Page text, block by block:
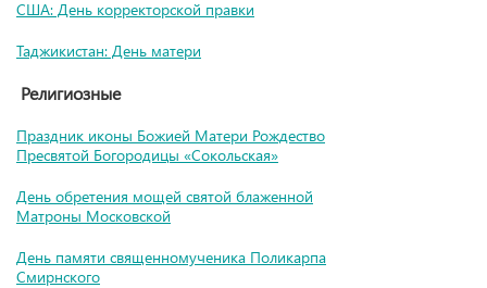
США: День корректорской правки
Таджикистан: День матери
Религиозные
Праздник иконы Божией Матери Рождество
Пресвятой Богородицы «Сокольская»
День обретения мощей святой блаженной
Матроны Московской
День памяти священномученика Поликарпа
Смирнского